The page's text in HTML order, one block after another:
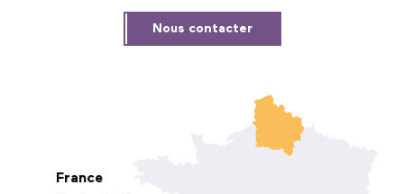
Nous contacter
France